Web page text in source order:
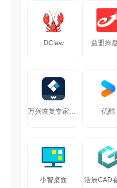
DClaw 益盟操
优酷
小智桌面 浩辰CAD